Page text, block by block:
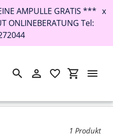
AMPULLE GRATIS ***
ONLINEBERATUNG Tel:
x
SuchenEinloggen
1 Produkt